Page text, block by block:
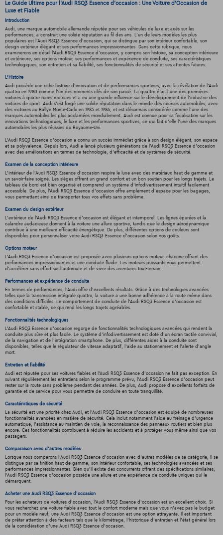
Le Guide Ultime pour l'Audi RSQ3 Essence d'occasion : Une Voiture d'Occasion de
Luxe et Fiable
Introduction
Audi, une marque automobile allemande réputée pour ses véhicules de luxe et axés sur les
performances, a construit une solide réputation au fil des ans. L'un de leurs modèles les plus
populaires est l'Audi RSQ3 Essence d'occasion, qui se distingue par son intérieur confortable, son
design extérieur élégant et ses performances impressionnantes. Dans cette rubrique, nous
examinerons en détail l'Audi RSQ3 Essence d'occasion, y compris son histoire, sa conception intérieure
et extérieure, ses options moteur, ses performances et expérience de conduite, ses caractéristiques
technologiques, son entretien et sa fiabilité, ses fonctionnalités de sécurité et ses attentes futures.
L'Histoire
Audi possède une riche histoire d'innovation et de performances sportives, avec la révélation de l'Audi
quattro en 1980 comme l'un des moments clés de son passé. La quattro était l'une des premières
voitures à quatre roues motrices et a eu une grande influence sur le développement de l'industrie des
voitures de sport. Audi s'est forgé une solide réputation dans le monde des courses automobiles, avec
des victoires au Rallye Monte-Carlo en 1985 et 1986, et est désormais considérée comme l'une des
marques automobiles les plus acclamées mondialement. Audi est connue pour sa focalisation sur les
innovations technologiques, le luxe et les performances sportives, ce qui fait d'elle l'une des marques
automobiles les plus réussies du Royaume-Uni.
L'Audi RSQ3 Essence d'occasion a connu un succès immédiat grâce à son design élégant, son espace
et sa polyvalence. Depuis lors, Audi a lancé plusieurs générations de l'Audi RSQ3 Essence d'occasion
avec des améliorations en termes de technologie, d'efficacité et de systèmes de sécurité.
Examen de la conception intérieure
L'intérieur de l'Audi RSQ3 Essence d'occasion respire le luxe avec des matériaux haut de gamme et
un savoir-faire soigné. Les sièges offrent un grand confort et un bon soutien pour les longs trajets. Le
tableau de bord est bien organisé et comprend un système d'infodivertissement intuitif facilement
accessible. De plus, l’Audi RSQ3 Essence d'occasion offre amplement d'espace pour les bagages,
vous permettant ainsi de transporter tous vos effets sans problème.
Examen du design extérieur
L'extérieur de l'Audi RSQ3 Essence d'occasion est élégant et intemporel. Les lignes épurées et la
calandre audacieuse donnent à la voiture une allure sportive, tandis que le design aérodynamique
contribue à une meilleure efficacité énergétique. De plus, différentes options de couleurs sont
disponibles pour personnaliser votre Audi RSQ3 Essence d'occasion selon vos goûts.
Options moteur
L'Audi RSQ3 Essence d'occasion est proposée avec plusieurs options moteur, chacune offrant des
performances impressionnantes et une conduite fluide. Les moteurs puissants vous permettent
d'accélérer sans effort sur l'autoroute et de vivre des aventures tout-terrain.
Performances et expérience de conduite
En termes de performances, l'Audi offre d'excellents résultats. Grâce à des technologies avancées
telles que la transmission intégrale quattro, la voiture a une bonne adhérence à la route même dans
des conditions difficiles. Le comportement de conduite de l’Audi RSQ3 Essence d'occasion est
confortable et stable, ce qui rend les longs trajets agréables.
Fonctionnalités technologiques
L'Audi RSQ3 Essence d'occasion regorge de fonctionnalités technologiques avancées qui rendent la
conduite plus sûre et plus facile. Le système d'infodivertissement est doté d'un écran tactile convivial,
de la navigation et de l'intégration smartphone. De plus, différentes aides à la conduite sont
disponibles, telles que le régulateur de vitesse adaptatif, l'aide au stationnement et l'alerte d'angle
mort.
Entretien et fiabilité
Audi est réputée pour ses voitures fiables et l’Audi RSQ3 Essence d'occasion ne fait pas exception. En
suivant régulièrement les entretiens selon le programme prévu, l’Audi RSQ3 Essence d'occasion peut
rester sur la route sans problème pendant des années. De plus, Audi propose d'excellents forfaits de
garantie et de service pour vous permettre de conduire en toute tranquillité.
Caractéristiques de sécurité
La sécurité est une priorité chez Audi, et l’Audi RSQ3 Essence d'occasion est équipé de nombreuses
fonctionnalités avancées en matière de sécurité. Cela inclut notamment l'aide au freinage d'urgence
automatique, l'assistance au maintien de voie, la reconnaissance des panneaux routiers et bien plus
encore. Ces fonctionnalités contribuent à réduire les accidents et à protéger vous-même ainsi que vos
passagers.
Comparaison avec d'autres modèles
Lorsque nous comparons l'Audi RSQ3 Essence d'occasion avec d'autres modèles de sa catégorie, il se
distingue par sa finition haut de gamme, son intérieur confortable, ses technologies avancées et ses
performances impressionnantes. Bien qu'il existe des concurrents offrant des spécifications similaires,
l’Audi RSQ3 Essence d'occasion possède une allure et une expérience de conduite uniques qui le
démarquent.
Acheter une Audi RSQ3 Essence d'occasion
Pour les acheteurs de voitures d'occasion, l'Audi RSQ3 Essence d'occasion est un excellent choix. Si
vous recherchez une voiture fiable avec tout le confort moderne mais que vous n'avez pas le budget
pour un modèle neuf, une Audi RSQ3 Essence d'occasion est une option attrayante. Il est important
de prêter attention à des facteurs tels que le kilométrage, l'historique d'entretien et l'état général lors
de la considération d'une Audi RSQ3 Essence d'occasion.